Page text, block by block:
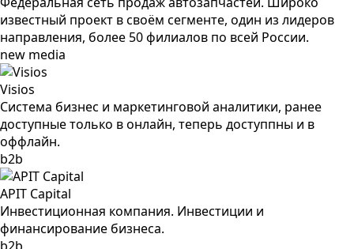
известный проект в своём сегменте, один из лидеров
направления, более 50 филиалов по всей России.
new media
Visios
Система бизнес и маркетинговой аналитики, ранее
доступные только в онлайн, теперь доступпны и в
оффлайн.
b2b
APIT Capital
Инвестиционная компания. Инвестиции и
финансирование бизнеса.